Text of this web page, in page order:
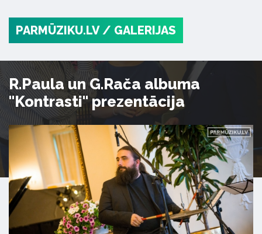
PARMŪZIKU.LV / GALERIJAS
R.Paula un G.Rača albuma
"Kontrasti" prezentācija